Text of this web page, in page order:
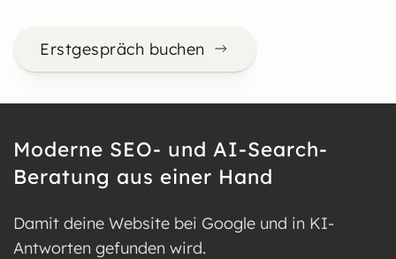
Erstgespräch buchen
Moderne SEO- und AI-Search-
Beratung aus einer Hand
Damit deine Website bei Google und in KI-
Antworten gefunden wird.